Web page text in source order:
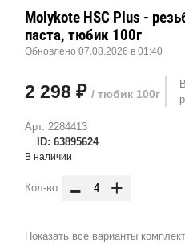
Арт. 2284413
ID: 63895624
Molykote HSC Plus -
паста, тюбик 100г
Обновлено 07.08.2026 в 01:40
2 298 ₽ / тюбик 100г
В наличии
Кол-во - +
Показать все варианты